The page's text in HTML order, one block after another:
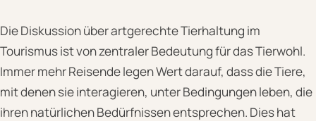
Die Diskussion über artgerechte Tierhaltung im
Tourismus ist von zentraler Bedeutung für das Tierwohl.
Immer mehr Reisende legen Wert darauf, dass die Tiere,
mit denen sie interagieren, unter Bedingungen leben, die
ihren natürlichen Bedürfnissen entsprechen. Dies hat